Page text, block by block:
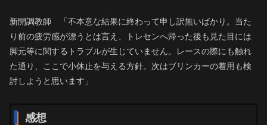
新開調教師 「不本意な結果に終わって申し訳無いばかり。当た
り前の疲労感が漂うとは言え、トレセンへ帰った後も見た目には
脚元等に関するトラブルが生じていません。レースの際にも触れ
た通り、ここで小休止を与える方針。次はブリンカーの着用も検
討しようと思います」
感想